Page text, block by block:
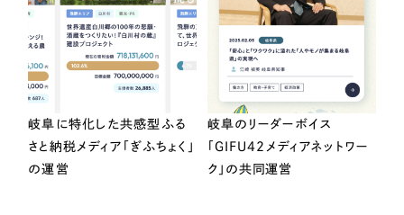
岐阜に特化した共感型ふる
さと納税メディア「ぎふちょく」
の運営
岐阜のリーダーボイス
「GIFU42メディアネットワー
ク」の共同運営